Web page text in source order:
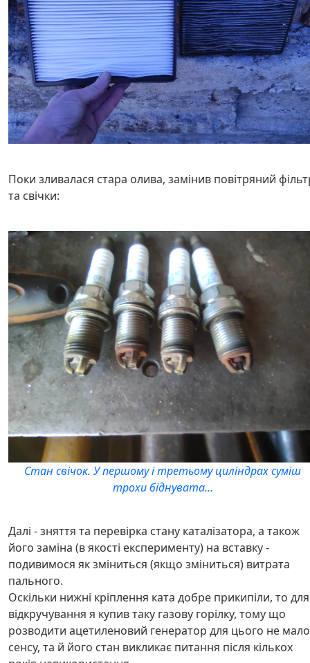
Поки зливалася стара олива, замінив повітряний
та свічки:
Стан свічок. У першому і третьому циліндрах суміш
трохи біднувата...
Далі - зняття та перевірка стану каталізатора, а також
його заміна (в якості експерименту) на вставку -
подивимося як зміниться (якщо зміниться) витрата
пального.
Оскільки нижні кріплення ката добре прикипіли, то для
відкручування я купив таку газову горілку, тому що
розводити ацетиленовий генератор для цього не мало
сенсу, та й його стан викликає питання після кількох